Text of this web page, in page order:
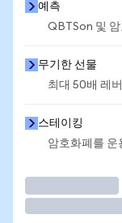
예측
QBTSon 및
무기한 선물
최대 50배 레
스테이킹
암호화폐를 운